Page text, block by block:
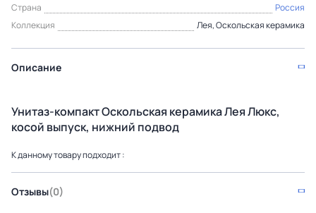
Страна
Россия
Коллекция
Лея, Оскольская керамика
Описание
Унитаз-компакт Оскольская керамика Лея Люкс,
косой выпуск, нижний подвод
К данному товару подходит :
Отзывы(0)